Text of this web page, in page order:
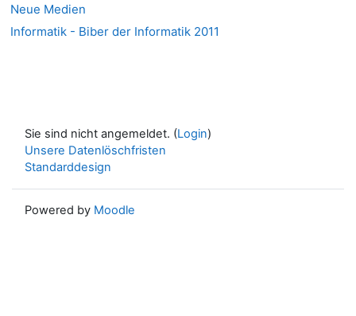
Neue Medien
Informatik - Biber der Informatik 2011
Sie sind nicht angemeldet. (Login)
Unsere Datenlöschfristen
Standarddesign
Powered by Moodle